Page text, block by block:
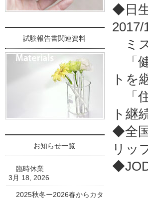
◆日
ミ
「
トを
「
ト継
◆全
リッ
試験報告書関連資料
お知らせ一覧
臨時休業
3月 18, 2026
2025秋冬ー2026春からカタ